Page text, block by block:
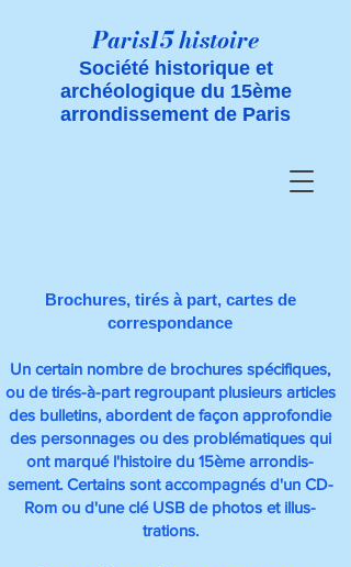
Paris15 histoire
Société historique et
archéologique du 15ème
arrondissement de Paris
Brochures, tirés à part, cartes de
correspondance​
Un certain nombre de brochures spécifiques,
ou de tirés-à-part regroupant plusieurs articles
des bulletins, abordent de façon approfondie
des personnages ou des problématiques qui
ont marqué l'histoire du 15ème arrondis-
sement. Certains sont accompagnés d'un CD-
Rom ou d'une clé USB de photos et illus-
trations.